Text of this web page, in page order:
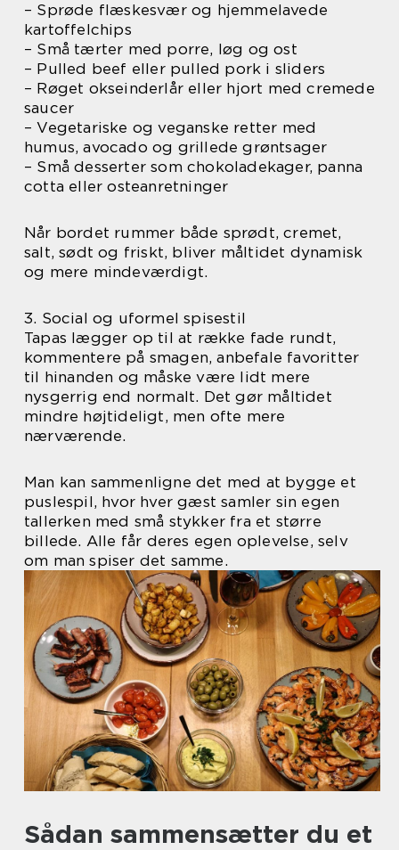
– Sprøde flæskesvær og hjemmelavede
kartoffelchips
– Små tærter med porre, løg og ost
– Pulled beef eller pulled pork i sliders
– Røget okseinderlår eller hjort med cremede
saucer
– Vegetariske og veganske retter med
humus, avocado og grillede grøntsager
– Små desserter som chokoladekager, panna
cotta eller osteanretninger
Når bordet rummer både sprødt, cremet,
salt, sødt og friskt, bliver måltidet dynamisk
og mere mindeværdigt.
3. Social og uformel spisestil
Tapas lægger op til at række fade rundt,
kommentere på smagen, anbefale favoritter
til hinanden og måske være lidt mere
nysgerrig end normalt. Det gør måltidet
mindre højtideligt, men ofte mere
nærværende.
Man kan sammenligne det med at bygge et
puslespil, hvor hver gæst samler sin egen
tallerken med små stykker fra et større
billede. Alle får deres egen oplevelse, selv
om man spiser det samme.
Sådan sammensætter du et